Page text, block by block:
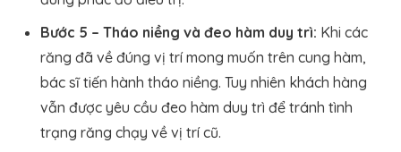
Bước 5 – Tháo niềng và đeo hàm duy trì: Khi các
răng đã về đúng vị trí mong muốn trên cung hàm,
bác sĩ tiến hành tháo niềng. Tuy nhiên khách hàng
vẫn được yêu cầu đeo hàm duy trì để tránh tình
trạng răng chạy về vị trí cũ.